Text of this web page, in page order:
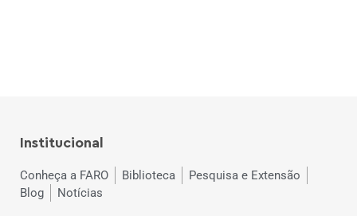
Institucional
Conheça a FARO Biblioteca
Pesquisa e Extensão
Blog
Notícias